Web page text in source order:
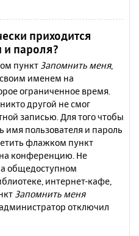
приходится
и пароля?
пункт Запомнить меня,
именем на
ограниченное время.
другой не смог
записью. Для того чтобы
имя пользователя и пароль
флажком пункт
конференцию. Не
общедоступном
интернет-кафе,
Запомнить меня
администратор отключил